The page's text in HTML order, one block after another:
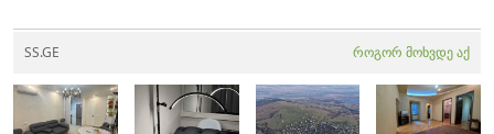
SS.GE როგორ მოხვდე აქ